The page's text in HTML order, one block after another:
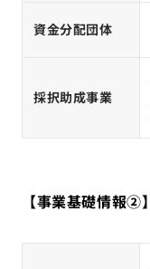
資金分配団体
採択助成事業
【事業基礎情報②】